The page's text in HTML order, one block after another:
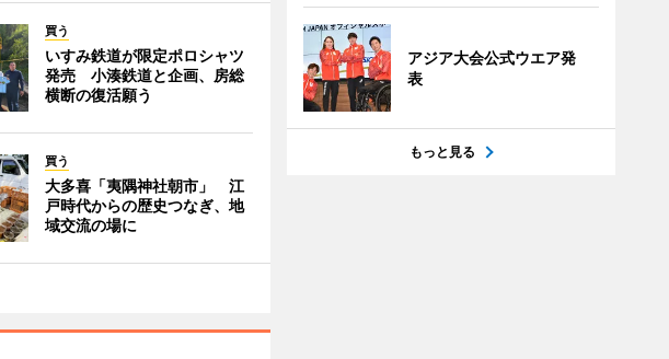
買う
いすみ鉄道が限定ポロシャツ
発売 小湊鉄道と企画、房総
横断の復活願う
買う
大多喜「夷隅神社朝市」 江
戸時代からの歴史つなぎ、地
域交流の場に
アジア大会公式ウエア発
表
もっと見る